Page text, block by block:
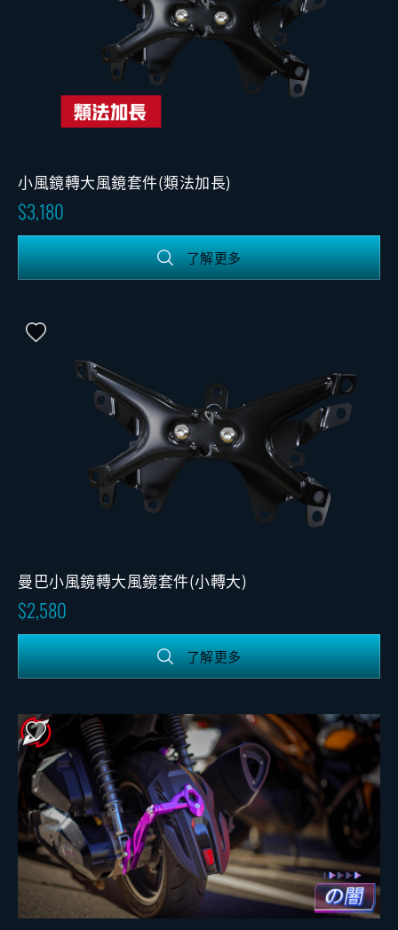
小風鏡轉大風鏡套件(類法加長)
3,180
了解更多
曼巴小風鏡轉大風鏡套件(小轉大)
2,580
了解更多